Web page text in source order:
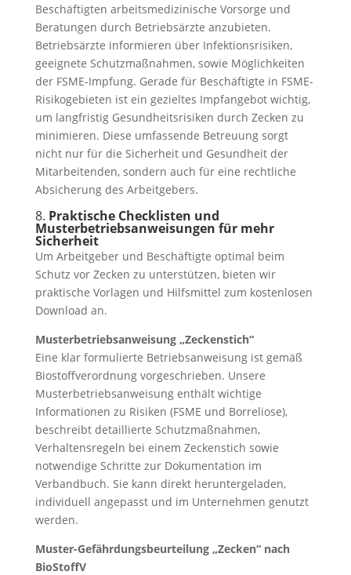
Beschäftigten arbeitsmedizinische Vorsorge und
Beratungen durch Betriebsärzte anzubieten.
Betriebsärzte informieren über Infektionsrisiken,
geeignete Schutzmaßnahmen, sowie Möglichkeiten
der FSME-Impfung. Gerade für Beschäftigte in FSME-
Risikogebieten ist ein gezieltes Impfangebot wichtig,
um langfristig Gesundheitsrisiken durch Zecken zu
minimieren. Diese umfassende Betreuung sorgt
nicht nur für die Sicherheit und Gesundheit der
Mitarbeitenden, sondern auch für eine rechtliche
Absicherung des Arbeitgebers.
8. Praktische Checklisten und
Musterbetriebsanweisungen für mehr
Sicherheit
Um Arbeitgeber und Beschäftigte optimal beim
Schutz vor Zecken zu unterstützen, bieten wir
praktische Vorlagen und Hilfsmittel zum kostenlosen
Download an.
Musterbetriebsanweisung „Zeckenstich“
Eine klar formulierte Betriebsanweisung ist gemäß
Biostoffverordnung vorgeschrieben. Unsere
Musterbetriebsanweisung enthält wichtige
Informationen zu Risiken (FSME und Borreliose),
beschreibt detaillierte Schutzmaßnahmen,
Verhaltensregeln bei einem Zeckenstich sowie
notwendige Schritte zur Dokumentation im
Verbandbuch. Sie kann direkt heruntergeladen,
individuell angepasst und im Unternehmen genutzt
werden.
Muster-Gefährdungsbeurteilung „Zecken“ nach
BioStoffV